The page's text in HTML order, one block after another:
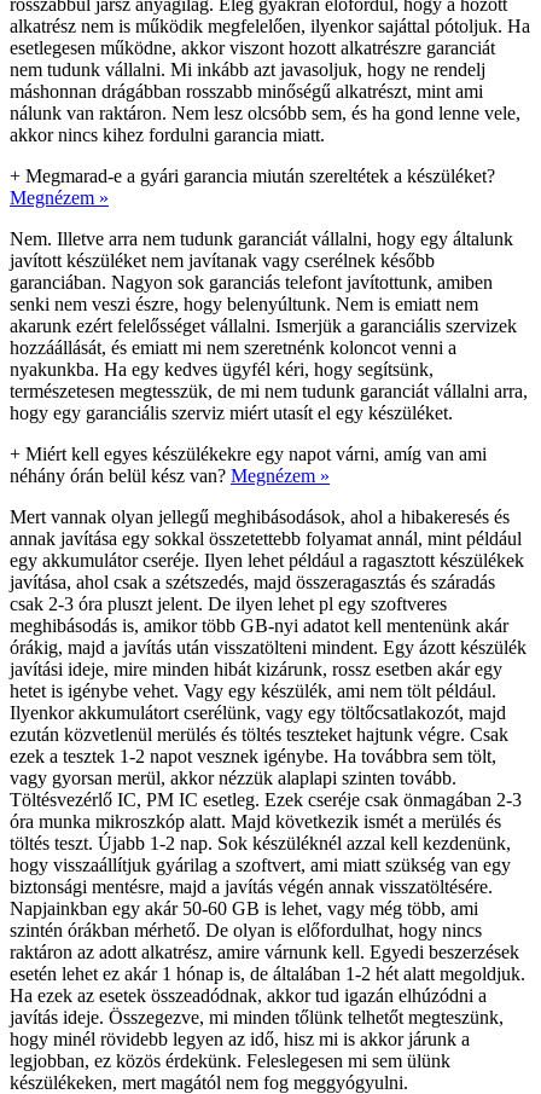
alkatrész nem is működik megfelelően, ilyenkor sajáttal pótoljuk. Ha
esetlegesen működne, akkor viszont hozott alkatrészre garanciát
nem tudunk vállalni. Mi inkább azt javasoljuk, hogy ne rendelj
máshonnan drágábban rosszabb minőségű alkatrészt, mint ami
nálunk van raktáron. Nem lesz olcsóbb sem, és ha gond lenne vele,
akkor nincs kihez fordulni garancia miatt.
+ Megmarad-e a gyári garancia miután szereltétek a készüléket?
Megnézem »
Nem. Illetve arra nem tudunk garanciát vállalni, hogy egy általunk
javított készüléket nem javítanak vagy cserélnek később
garanciában. Nagyon sok garanciás telefont javítottunk, amiben
senki nem veszi észre, hogy belenyúltunk. Nem is emiatt nem
akarunk ezért felelősséget vállalni. Ismerjük a garanciális szervizek
hozzáállását, és emiatt mi nem szeretnénk koloncot venni a
nyakunkba. Ha egy kedves ügyfél kéri, hogy segítsünk,
természetesen megtesszük, de mi nem tudunk garanciát vállalni arra,
hogy egy garanciális szerviz miért utasít el egy készüléket.
+ Miért kell egyes készülékekre egy napot várni, amíg van ami
néhány órán belül kész van? Megnézem »
Mert vannak olyan jellegű meghibásodások, ahol a hibakeresés és
annak javítása egy sokkal összetettebb folyamat annál, mint például
egy akkumulátor cseréje. Ilyen lehet például a ragasztott készülékek
javítása, ahol csak a szétszedés, majd összeragasztás és száradás
csak 2-3 óra pluszt jelent. De ilyen lehet pl egy szoftveres
meghibásodás is, amikor több GB-nyi adatot kell mentenünk akár
órákig, majd a javítás után visszatölteni mindent. Egy ázott készülék
javítási ideje, mire minden hibát kizárunk, rossz esetben akár egy
hetet is igénybe vehet. Vagy egy készülék, ami nem tölt például.
Ilyenkor akkumulátort cserélünk, vagy egy töltőcsatlakozót, majd
ezután közvetlenül merülés és töltés teszteket hajtunk végre. Csak
ezek a tesztek 1-2 napot vesznek igénybe. Ha továbbra sem tölt,
vagy gyorsan merül, akkor nézzük alaplapi szinten tovább.
Töltésvezérlő IC, PM IC esetleg. Ezek cseréje csak önmagában 2-3
óra munka mikroszkóp alatt. Majd következik ismét a merülés és
töltés teszt. Újabb 1-2 nap. Sok készüléknél azzal kell kezdenünk,
hogy visszaállítjuk gyárilag a szoftvert, ami miatt szükség van egy
biztonsági mentésre, majd a javítás végén annak visszatöltésére.
Napjainkban egy akár 50-60 GB is lehet, vagy még több, ami
szintén órákban mérhető. De olyan is előfordulhat, hogy nincs
raktáron az adott alkatrész, amire várnunk kell. Egyedi beszerzések
esetén lehet ez akár 1 hónap is, de általában 1-2 hét alatt megoldjuk.
Ha ezek az esetek összeadódnak, akkor tud igazán elhúzódni a
javítás ideje. Összegezve, mi minden tőlünk telhetőt megteszünk,
hogy minél rövidebb legyen az idő, hisz mi is akkor járunk a
legjobban, ez közös érdekünk. Feleslegesen mi sem ülünk
készülékeken, mert magától nem fog meggyógyulni.